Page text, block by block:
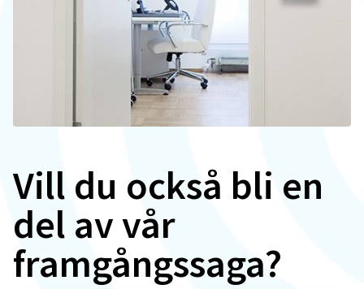
Vill du också bli en
del av vår
framgångssaga?